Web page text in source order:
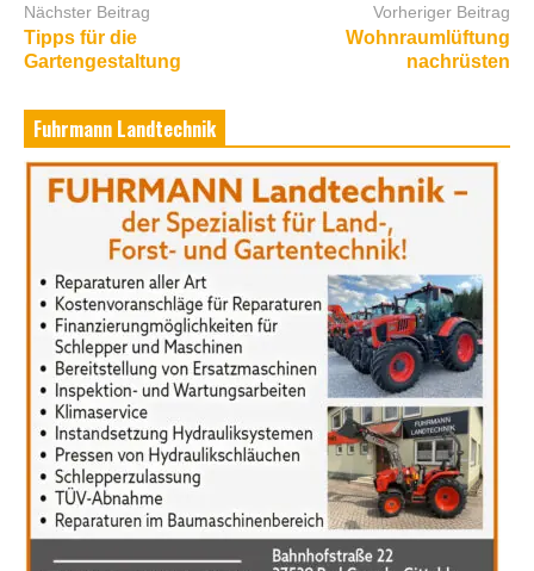
Nächster Beitrag
Tipps für die
Gartengestaltung
Vorheriger Beitrag
Wohnraumlüftung
nachrüsten
Fuhrmann Landtechnik